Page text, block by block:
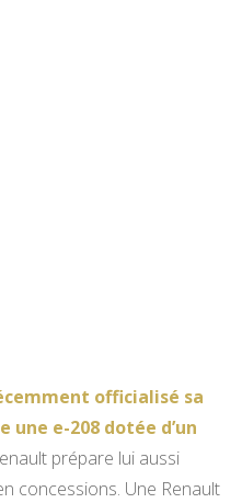
officialisé sa
une e-208 dotée d’un
prépare lui aussi
concessions. Une Renault